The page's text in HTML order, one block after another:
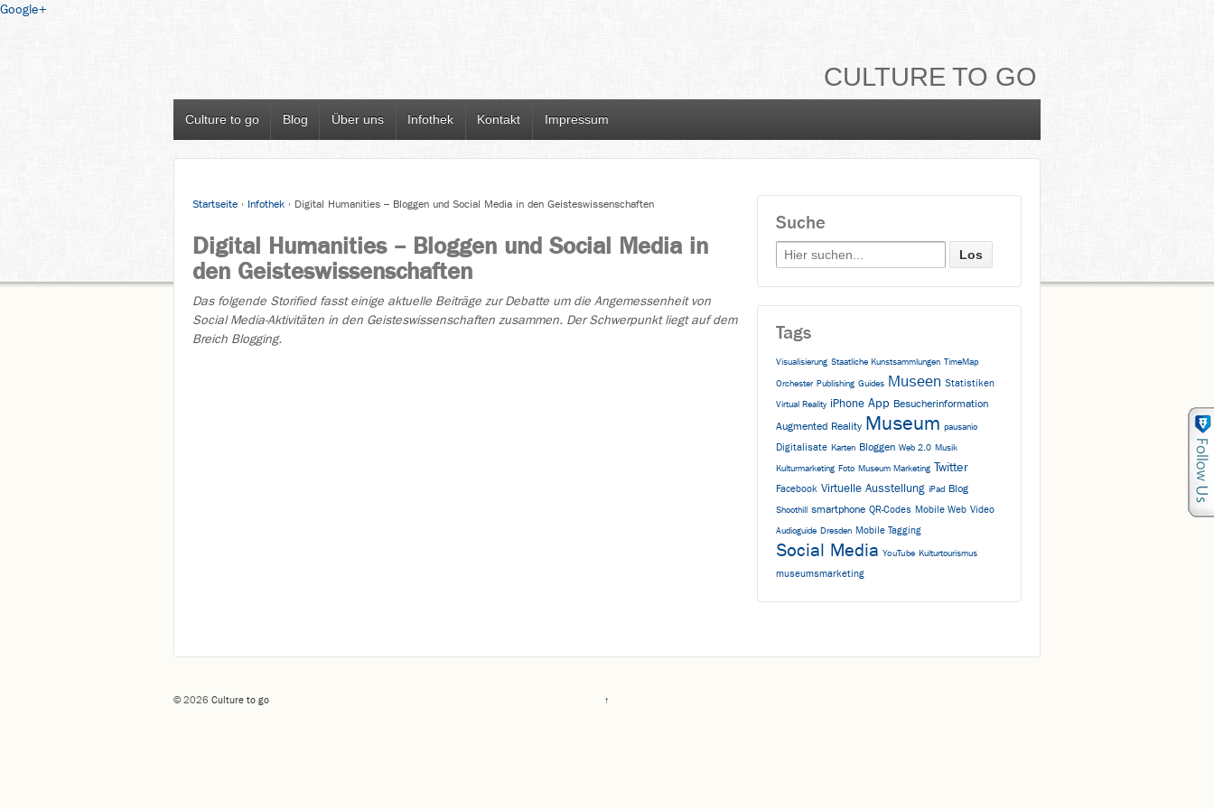
Google+
CULTURE TO GO
Culture to go Blog Über uns Infothek Kontakt Impressum
Startseite › Infothek › Digital Humanities – Bloggen und Social Media in den Geisteswissenschaften
Digital Humanities – Bloggen und Social Media in
den Geisteswissenschaften
Das folgende Storified fasst einige aktuelle Beiträge zur Debatte um die Angemessenheit von
Social Media-Aktivitäten in den Geisteswissenschaften zusammen. Der Schwerpunkt liegt auf dem
Breich Blogging.
Suche
Search for:
Tags
Visualisierung Staatliche Kunstsammlungen TimeMap
Orchester Publishing Guides Museen Statistiken
Virtual Reality iPhone App Besucherinformation
Augmented Reality Museum pausanio
Digitalisate Karten Bloggen Web 2.0 Musik
Kulturmarketing Foto Museum Marketing Twitter
Facebook Virtuelle Ausstellung iPad Blog
Shoothill smartphone QR-Codes Mobile Web Video
Audioguide Dresden Mobile Tagging
Social Media YouTube Kulturtourismus
museumsmarketing
© 2026 Culture to go ↑